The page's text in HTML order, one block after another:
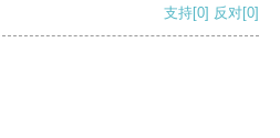
支持[0] 反对[0]